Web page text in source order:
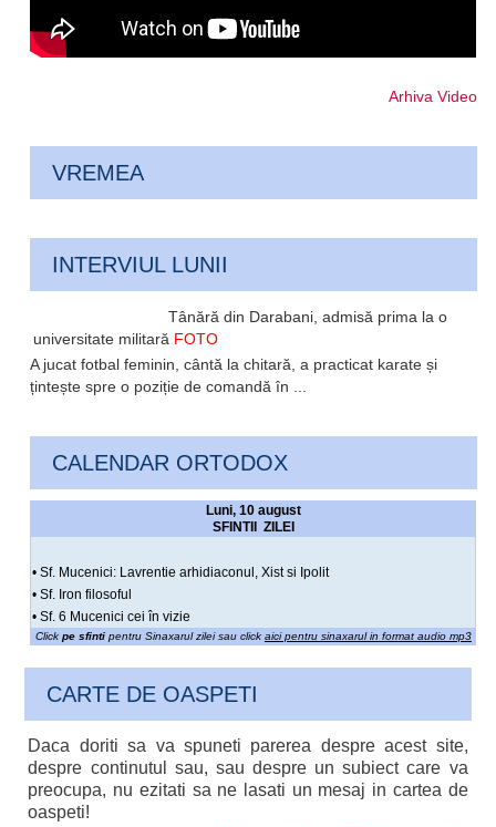
Arhiva Video
VREMEA
INTERVIUL LUNII
Tânără din Darabani, admisă prima la o
universitate militară FOTO
A jucat fotbal feminin, cântă la chitară, a practicat karate și
țintește spre o poziție de comandă în ...
CALENDAR ORTODOX
Luni, 10 august
SFINTII ZILEI
• Sf. Mucenici: Lavrentie arhidiaconul, Xist si Ipolit
• Sf. Iron filosoful
• Sf. 6 Mucenici cei în vizie
Click pe sfintipentru Sinaxarul zilei sau click aici pentru sinaxarul in format audio mp3
CARTE DE OASPETI
Daca doriti sa va spuneti parerea despre acest site,
despre continutul sau, sau despre un subiect care va
preocupa, nu ezitati sa ne lasati un mesaj in cartea de
oaspeti!